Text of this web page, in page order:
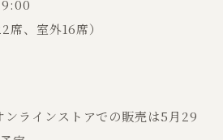
席、室外16席）
ラインストアでの販売は5月29